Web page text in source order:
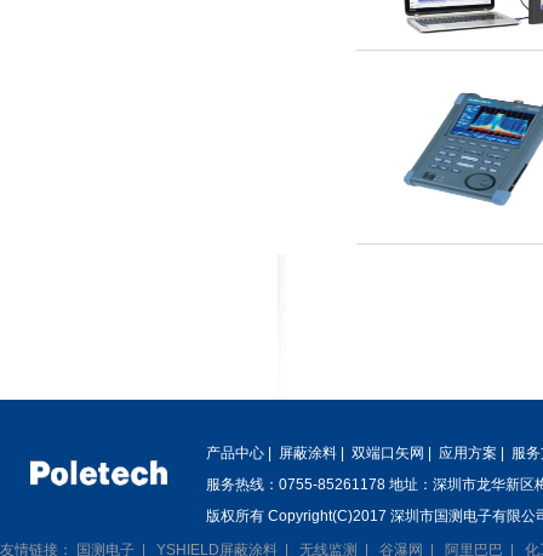
产品中心 屏蔽涂料 双端口矢网 应用方案
服
服务热线：0755-85261178 地址：深圳市龙华新区
版权所有 Copyright(C)2017 深圳市国测电子有限公
友情链接：
国测电子 YSHIELD屏蔽涂料 无线监测 谷瀑网 阿里巴巴 化